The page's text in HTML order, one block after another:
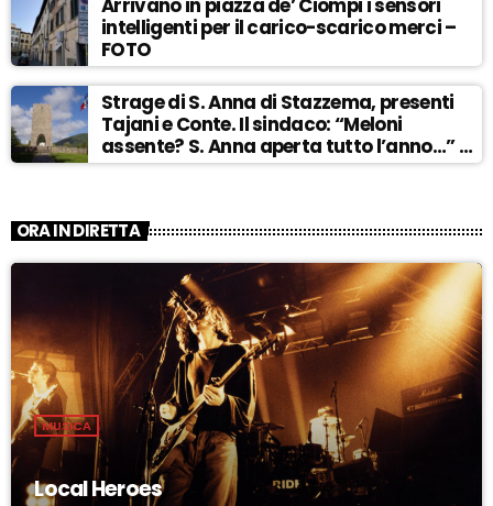
Arrivano in piazza de’ Ciompi i sensori
intelligenti per il carico-scarico merci –
FOTO
Strage di S. Anna di Stazzema, presenti
Tajani e Conte. Il sindaco: “Meloni
assente? S. Anna aperta tutto l’anno…” –
ASCOLTA
ORA IN DIRETTA
MUSICA
Local Heroes